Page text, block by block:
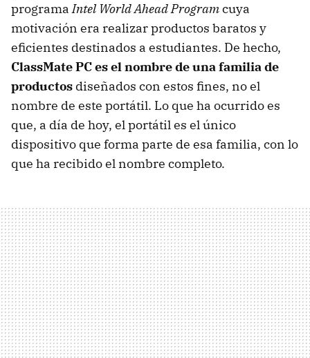
programaIntel World Ahead Programcuya
motivación era realizar productos baratos y
eficientes destinados a estudiantes. De hecho,
ClassMate PC es el nombre de una familia de
productos diseñados con estos fines, no el
nombre de este portátil. Lo que ha ocurrido es
que, a día de hoy, el portátil es el único
dispositivo que forma parte de esa familia, con lo
que ha recibido el nombre completo.